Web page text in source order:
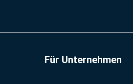
Für Unternehmen